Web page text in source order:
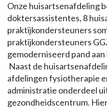
Onze huisartsenafdeling
doktersassistentes, 8
praktijkondersteuners
praktijkondersteuners
gemoderniseerd pand
Naast de
afdelingen fysiotherapie
administratie onderdeel
gezondheidscentrum.